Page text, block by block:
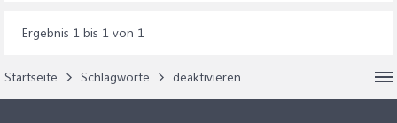
Ergebnis 1 bis 1 von 1
Startseite Schlagworte deaktivieren